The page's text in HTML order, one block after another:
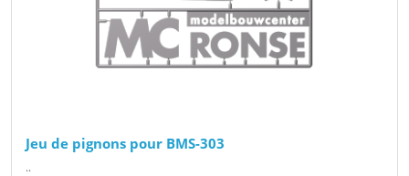
Jeu de pignons pour BMS-303
..